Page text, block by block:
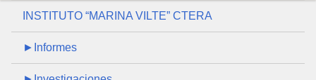
INSTITUTO “MARINA VILTE” CTERA
►Informes